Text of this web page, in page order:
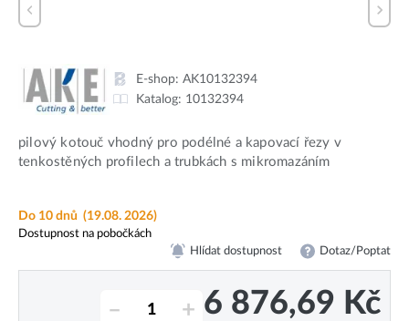
E-shop: AK10132394
Katalog: 10132394
pilový kotouč vhodný pro podélné a kapovací řezy v
tenkostěných profilech a trubkách s mikromazáním
Do 10 dnů (19.08. 2026)
Dostupnost na pobočkách
Hlídat dostupnost Dotaz/Poptat
– + 6 876,69 Kč